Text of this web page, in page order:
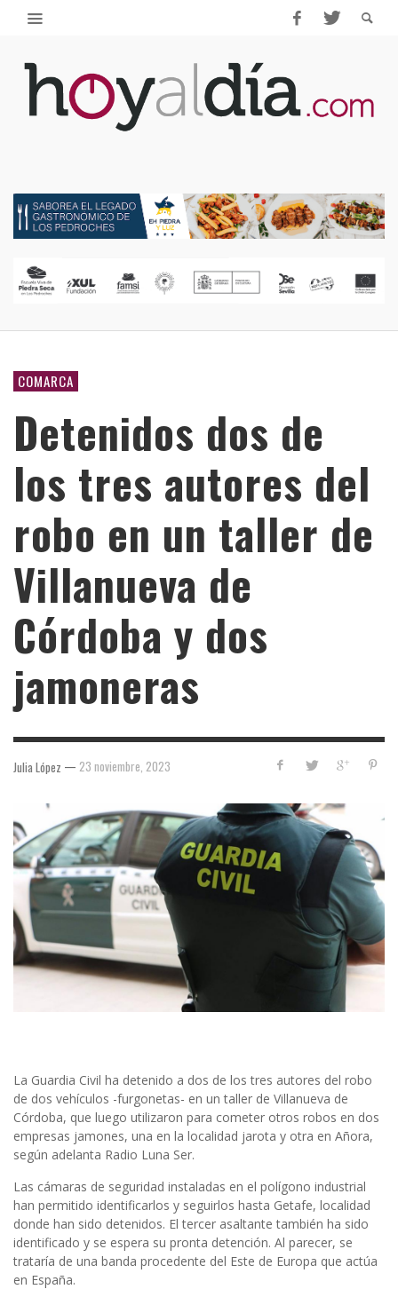
COMARCA
Detenidos dos de
los tres autores del
robo en un taller de
Villanueva de
Córdoba y dos
jamoneras
Julia López — 23 noviembre, 2023
La Guardia Civil ha detenido a dos de los tres autores del robo
de dos vehículos -furgonetas- en un taller de Villanueva de
Córdoba, que luego utilizaron para cometer otros robos en dos
empresas jamones, una en la localidad jarota y otra en Añora,
según adelanta Radio Luna Ser.
Las cámaras de seguridad instaladas en el polígono industrial
han permitido identificarlos y seguirlos hasta Getafe, localidad
donde han sido detenidos. El tercer asaltante también ha sido
identificado y se espera su pronta detención. Al parecer, se
trataría de una banda procedente del Este de Europa que actúa
en España.